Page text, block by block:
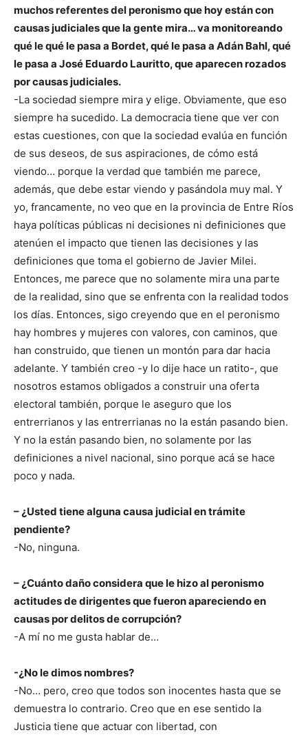
muchos referentes del peronismo que hoy están con
causas judiciales que la gente mira… va monitoreando
qué le qué le pasa a Bordet, qué le pasa a Adán Bahl, qué
le pasa a José Eduardo Lauritto, que aparecen rozados
por causas judiciales.
-La sociedad siempre mira y elige. Obviamente, que eso
siempre ha sucedido. La democracia tiene que ver con
estas cuestiones, con que la sociedad evalúa en función
de sus deseos, de sus aspiraciones, de cómo está
viendo… porque la verdad que también me parece,
además, que debe estar viendo y pasándola muy mal. Y
yo, francamente, no veo que en la provincia de Entre Ríos
haya políticas públicas ni decisiones ni definiciones que
atenúen el impacto que tienen las decisiones y las
definiciones que toma el gobierno de Javier Milei.
Entonces, me parece que no solamente mira una parte
de la realidad, sino que se enfrenta con la realidad todos
los días. Entonces, sigo creyendo que en el peronismo
hay hombres y mujeres con valores, con caminos, que
han construido, que tienen un montón para dar hacia
adelante. Y también creo -y lo dije hace un ratito-, que
nosotros estamos obligados a construir una oferta
electoral también, porque le aseguro que los
entrerrianos y las entrerrianas no la están pasando bien.
Y no la están pasando bien, no solamente por las
definiciones a nivel nacional, sino porque acá se hace
poco y nada.
– ¿Usted tiene alguna causa judicial en trámite
pendiente?
-No, ninguna.
– ¿Cuánto daño considera que le hizo al peronismo
actitudes de dirigentes que fueron apareciendo en
causas por delitos de corrupción?
-A mí no me gusta hablar de…
-¿No le dimos nombres?
-No… pero, creo que todos son inocentes hasta que se
demuestra lo contrario. Creo que en ese sentido la
Justicia tiene que actuar con libertad, con